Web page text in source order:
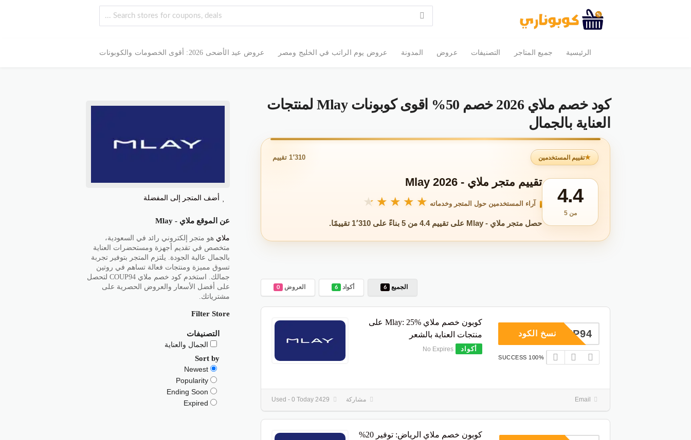
الرئيسية جميع المتاجر التصنيفات عروض المدونة عروض يوم الراتب في الخليج ومصر عروض عيد الأضحى 2026: أقوى الخصومات والكوبونات
كود خصم ملاي 2026 خصم 50% اقوى كوبونات Mlay لمنتجات
العناية بالجمال
تقييم المستخدمين 1٬310 تقييم
4.4
من 5
تقييم متجر ملاي - Mlay 2026
آراء المستخدمين حول المتجر وخدماته ★★★★★
★★★★★
حصل متجر ملاي - Mlay على تقييم 4.4 من 5 بناءً على 1٬310 تقييمًا.
الجميع 6 أكواد 6 العروض 0
كوبون خصم ملاي Mlay: 25% على
منتجات العناية بالشعر
أكواد No Expires
COUP94نسخ الكود
100% SUCCESS
مشاركة
كوبون خصم ملاي الرياض: توفير 20%
أضف المتجر إلى المفضلة
عن الموقع ملاي - Mlay
ملاي هو متجر إلكتروني رائد في السعودية،
متخصص في تقديم أجهزة ومستحضرات العناية
بالجمال عالية الجودة. يلتزم المتجر بتوفير تجربة
تسوق مميزة ومنتجات فعالة تساهم في روتين
جمالك. استخدم كود خصم ملاي COUP94 لتحصل
على أفضل الأسعار والعروض الحصرية على
مشترياتك.
Filter Store
التصنيفات
الجمال والعناية
Sort by
Newest
Popularity
Ending Soon
Expired